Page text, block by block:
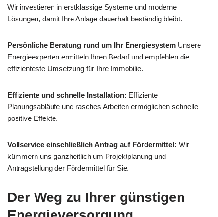
Wir investieren in erstklassige Systeme und moderne
Lösungen, damit Ihre Anlage dauerhaft beständig bleibt.
Persönliche Beratung rund um Ihr Energiesystem Unsere
Energieexperten ermitteln Ihren Bedarf und empfehlen die
effizienteste Umsetzung für Ihre Immobilie.
Effiziente und schnelle Installation: Effiziente
Planungsabläufe und rasches Arbeiten ermöglichen schnelle
positive Effekte.
Vollservice einschließlich Antrag auf Fördermittel: Wir
kümmern uns ganzheitlich um Projektplanung und
Antragstellung der Fördermittel für Sie.
Der Weg zu Ihrer günstigen